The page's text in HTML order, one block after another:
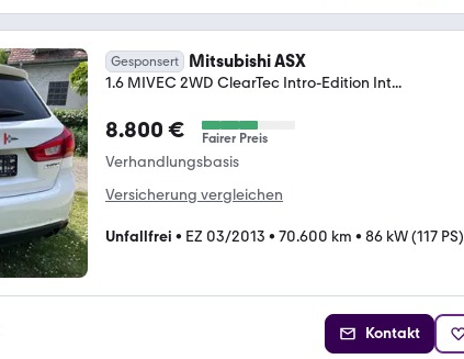
Gesponsert Mitsubishi ASX
1.6 MIVEC 2WD ClearTec Intro-Edition Int...
8.800 € Fairer Preis
Verhandlungsbasis
Versicherung vergleichen
Unfallfrei • EZ 03/2013 • 70.600 km • 86 kW (117 PS)
Kontakt